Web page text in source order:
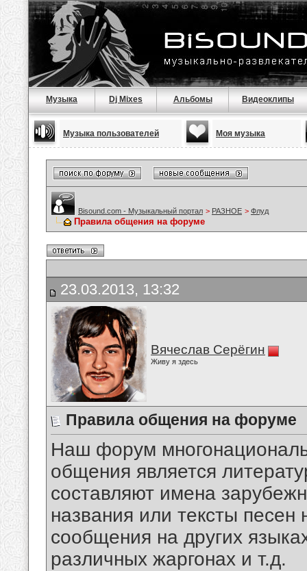
Музыка Dj Mixes Альбомы Видеоклипы
Музыка пользователей Моя музыка
Bisound.com - Музыкальный портал > РАЗНОЕ > Флуд
Правила общения на форуме
23.03.2013, 13:32
Вячеслав Серёгин
Живу я здесь
Правила общения на форуме
Наш форум
общения является
составляют имена
названия или тексты
сообщения на других
различных жаргонах и т.д.